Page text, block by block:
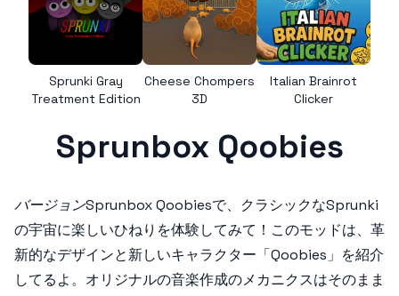
Sprunki Gray
Treatment Edition
Cheese Chompers
3D
Italian Brainrot
Clicker
Sprunbox Qoobies
バージョンSprunbox Qoobiesで、クラシックなSprunki
の宇宙に楽しいひねりを体験してみて！このモッドは、革
新的なデザインと新しいキャラクター「Qoobies」を紹介
してるよ。オリジナルの音楽作成のメカニクスはそのまま